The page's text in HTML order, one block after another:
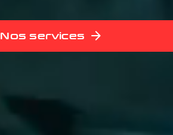
Nos services